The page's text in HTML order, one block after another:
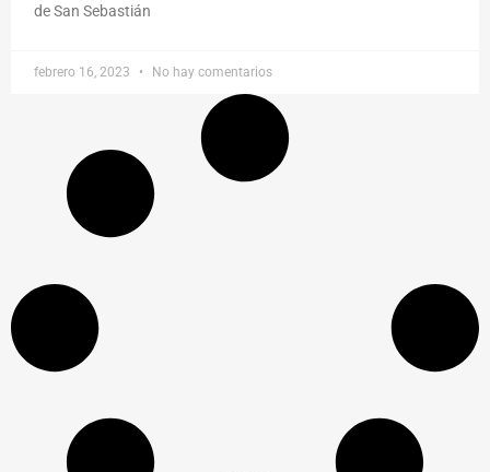
de San Sebastián
febrero 16, 2023 No hay comentarios